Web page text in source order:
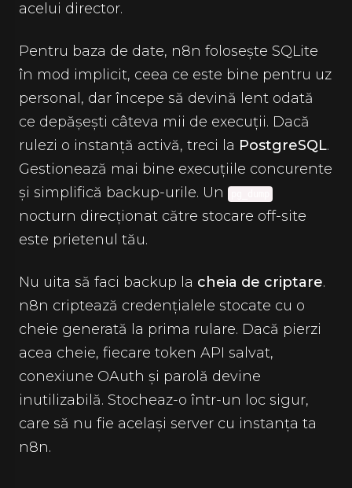
acelui director.
Pentru baza de date, n8n folosește SQLite
în mod implicit, ceea ce este bine pentru uz
personal, dar începe să devină lent odată
ce depășești câteva mii de execuții. Dacă
rulezi o instanță activă, treci la PostgreSQL.
Gestionează mai bine execuțiile concurente
și simplifică backup-urile. Un
nocturn direcționat către stocare off-site
este prietenul tău.
Nu uita să faci backup la cheia de criptare.
n8n criptează credențialele stocate cu o
cheie generată la prima rulare. Dacă pierzi
acea cheie, fiecare token API salvat,
conexiune OAuth și parolă devine
inutilizabilă. Stocheaz-o într-un loc sigur,
care să nu fie același server cu instanța ta
n8n.